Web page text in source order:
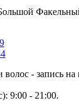
9:00 - 21:00.